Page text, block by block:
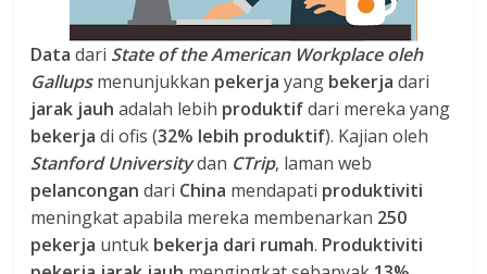
Datadari State of the American Workplace oleh
Gallupsmenunjukkan pekerjayang bekerjadari
jarak jauhadalah lebih produktifdari mereka yang
bekerjadi ofis (32% lebih produktif). Kajian oleh
Stanford Universitydan CTrip, laman web
pelancongandari China mendapati produktiviti
meningkat apabila mereka membenarkan 250
pekerja untuk bekerja dari rumah. Produktiviti